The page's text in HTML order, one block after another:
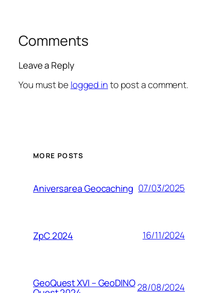
Comments
Leave a Reply
You must be logged into post a comment.
MORE POSTS
Aniversarea Geocaching 07/03/2025
ZpC 2024 16/11/2024
GeoQuest XVI – GeoDINO28/08/2024